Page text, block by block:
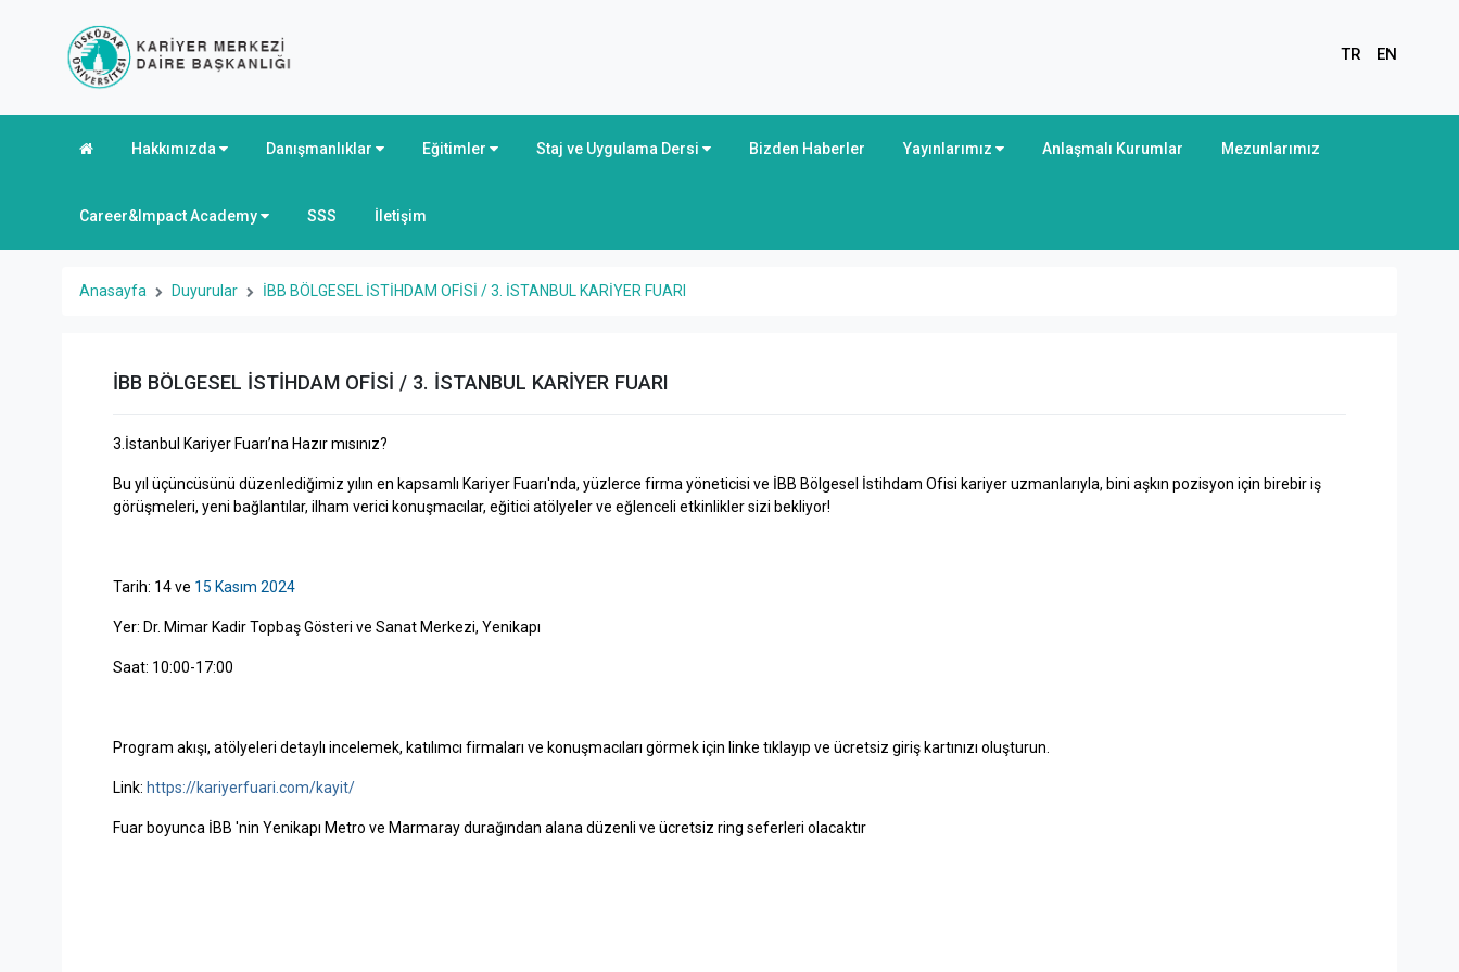
TR EN
Hakkımızda Danışmanlıklar Eğitimler Staj ve Uygulama Dersi Bizden Haberler Yayınlarımız Anlaşmalı Kurumlar Mezunlarımız
Career&Impact Academy SSS İletişim
Anasayfa Duyurular İBB BÖLGESEL İSTİHDAM OFİSİ / 3. İSTANBUL KARİYER FUARI
İBB BÖLGESEL İSTİHDAM OFİSİ / 3. İSTANBUL KARİYER FUARI
3.İstanbul Kariyer Fuarı’na Hazır mısınız?
Bu yıl üçüncüsünü düzenlediğimiz yılın en kapsamlı Kariyer Fuarı'nda, yüzlerce firma yöneticisi ve İBB Bölgesel İstihdam Ofisi kariyer uzmanlarıyla, bini aşkın pozisyon için birebir iş
görüşmeleri, yeni bağlantılar, ilham verici konuşmacılar, eğitici atölyeler ve eğlenceli etkinlikler sizi bekliyor!
Tarih: 14 ve 15 Kasım 2024
Yer: Dr. Mimar Kadir Topbaş Gösteri ve Sanat Merkezi, Yenikapı
Saat: 10:00-17:00
Program akışı, atölyeleri detaylı incelemek, katılımcı firmaları ve konuşmacıları görmek için linke tıklayıp ve ücretsiz giriş kartınızı oluşturun.
Link: https://kariyerfuari.com/kayit/
Fuar boyunca İBB 'nin Yenikapı Metro ve Marmaray durağından alana düzenli ve ücretsiz ring seferleri olacaktır